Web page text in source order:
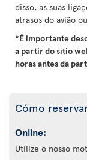
disso, as suas
atrasos do avião
*É importante
a partir do sítio
horas antes da
Cómo
Online:
Utilize o nosso